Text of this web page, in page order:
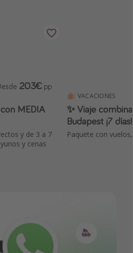
MEDIA
y de 3 a 7
y cenas
203€ pp
VACACIONES
✨ Viaje
Budapest ¡7 días!
Paquete con